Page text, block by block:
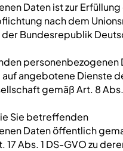
Daten ist zur
nach dem
Bundesrepublik
personenbezogenen
auf angebotene Dienste
gemäß Art. 8 Abs.
Sie betreffenden
Daten öffentlich
17 Abs. 1 DS-GVO zu